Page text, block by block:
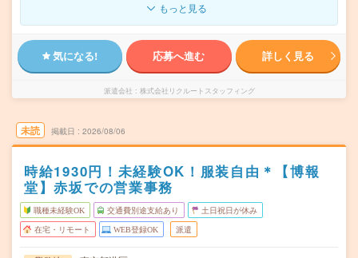
もっと見る
気になる! 応募へ進む 詳しく見る
派遣会社 株式会社リクルートスタッフィング
未読 掲載日 2026/08/06
時給1930円！未経験OK！服装自由＊【博報
堂】赤坂での営業事務
職種未経験OK 交通費別途支給あり 土日祝日が休み
在宅・リモート WEB登録OK 派遣